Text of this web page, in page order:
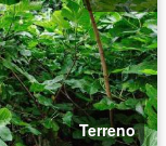
Terreno